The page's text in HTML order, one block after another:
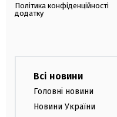
Політика конфіденційності
додатку
Всі новини
Головні новини
Новини України